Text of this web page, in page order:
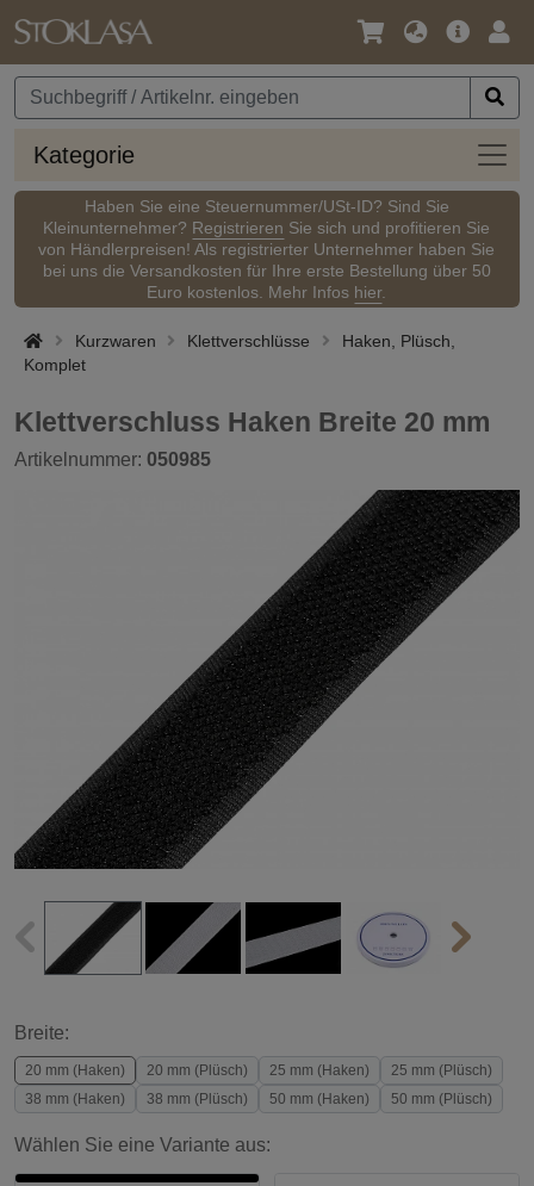
Sprache
Währung
Kategorie
Haben Sie eine Steuernummer/USt-ID? Sind Sie
Kleinunternehmer? Registrieren Sie sich und profitieren Sie
von Händlerpreisen! Als registrierter Unternehmer haben Sie
bei uns die Versandkosten für Ihre erste Bestellung über 50
Euro kostenlos. Mehr Infos hier.
Kurzwaren Klettverschlüsse
Haken, Plüsch,
Komplet
Klettverschluss Haken Breite 20 mm
Artikelnummer: 050985
Breite:
20 mm (Haken) 20 mm (Plüsch) 25 mm (Haken)
25 mm (Plüsch)
38 mm (Haken)
38 mm (Plüsch) 50 mm (Haken) 50 mm (Plüsch)
Wählen Sie eine Variante aus: